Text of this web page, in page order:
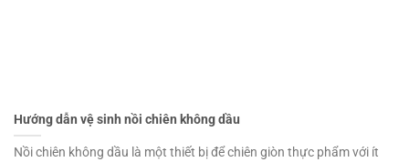
Hướng dẫn vệ sinh nồi chiên không dầu
Nồi chiên không dầu là một thiết bị để chiên giòn thực phẩm với ít